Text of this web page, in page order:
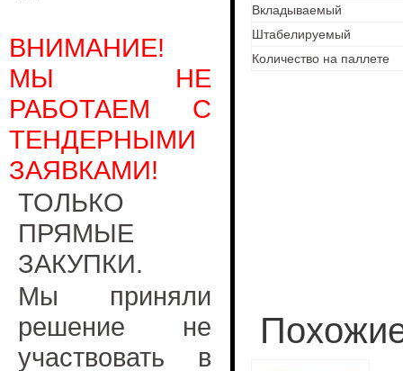
ВНИМАНИЕ!
МЫ НЕ
РАБОТАЕМ С
ТЕНДЕРНЫМИ
ЗАЯВКАМИ!
ТОЛЬКО
ПРЯМЫЕ
ЗАКУПКИ.
Мы приняли
решение не
участвовать в
Вкладываемый
Штабелируемый
Количество на паллете